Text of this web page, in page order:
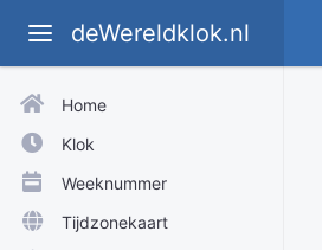
deWereldklok.nl
Home
Klok
Weeknummer
Tijdzonekaart